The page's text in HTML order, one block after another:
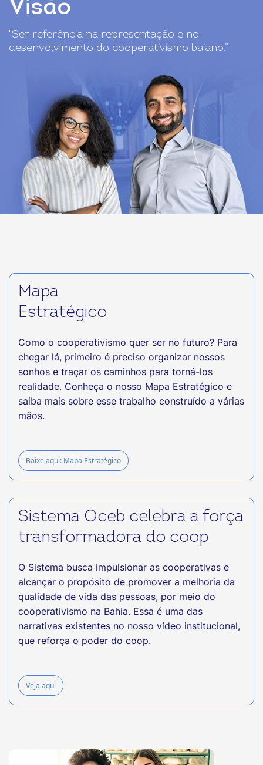
Visão
"Ser referência na representação e no
desenvolvimento do cooperativismo baiano.”
Mapa
Estratégico
Como o cooperativismo quer ser no futuro? Para
chegar lá, primeiro é preciso organizar nossos
sonhos e traçar os caminhos para torná-los
realidade. Conheça o nosso Mapa Estratégico e
saiba mais sobre esse trabalho construído a várias
mãos.
Baixe aqui: Mapa Estratégico
Sistema Oceb celebra a força
transformadora do coop
O Sistema busca impulsionar as cooperativas e
alcançar o propósito de promover a melhoria da
qualidade de vida das pessoas, por meio do
cooperativismo na Bahia. Essa é uma das
narrativas existentes no nosso vídeo institucional,
que reforça o poder do coop.
Veja aqui